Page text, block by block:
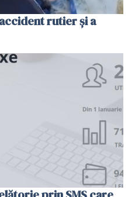
rutier și a